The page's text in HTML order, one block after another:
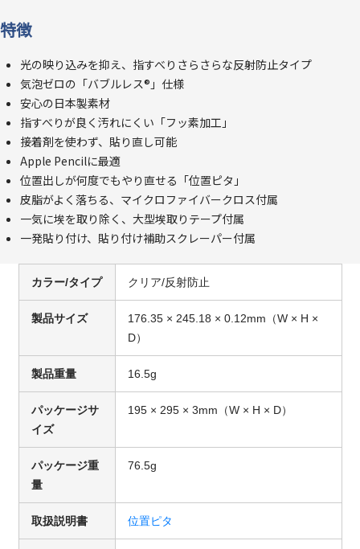
特徴
光の映り込みを抑え、指すべりさらさらな反射防止タイプ
気泡ゼロの「バブルレス®」仕様
安心の日本製素材
指すべりが良く汚れにくい「フッ素加工」
接着剤を使わず、貼り直し可能
Apple Pencilに最適
位置出しが何度でもやり直せる「位置ピタ」
皮脂がよく落ちる、マイクロファイバークロス付属
一気に埃を取り除く、大型埃取りテープ付属
一発貼り付け、貼り付け補助スクレーパー付属
カラー/タイプ クリア/反射防止
製品サイズ
176.35 × 245.18 × 0.12mm（W × H ×
D）
製品重量 16.5g
パッケージサ
イズ
195 × 295 × 3mm（W × H × D）
パッケージ重
量
76.5g
取扱説明書 位置ピタ